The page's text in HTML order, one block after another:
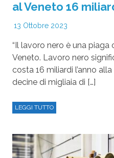
al Veneto 16
13 Ottobre 2023
“Il lavoro nero è una
Veneto. Lavoro nero
costa 16 miliardi l’anno
decine di migliaia di […]
LEGGI TUTTO